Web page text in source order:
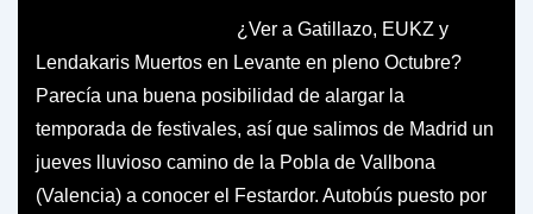
¿Ver a Gatillazo, EUKZ y
Lendakaris Muertos en Levante en pleno Octubre?
Parecía una buena posibilidad de alargar la
temporada de festivales, así que salimos de Madrid un
jueves lluvioso camino de la Pobla de Vallbona
(Valencia) a conocer el Festardor. Autobús puesto por